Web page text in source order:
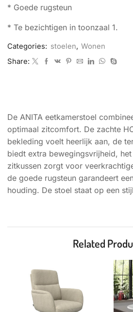
* Goede rugsteun
* Te bezichtigen in toonzaal 1.
Categories: stoelen, Wonen
Share:
De ANITA eetkamerstoel
optimaal zitcomfort. De zachte
bekleding voelt heerlijk aan, de
biedt extra bewegingsvrijheid,
zitkussen zorgt voor
de goede rugsteun garandeert
houding. De stoel staat op een
Related